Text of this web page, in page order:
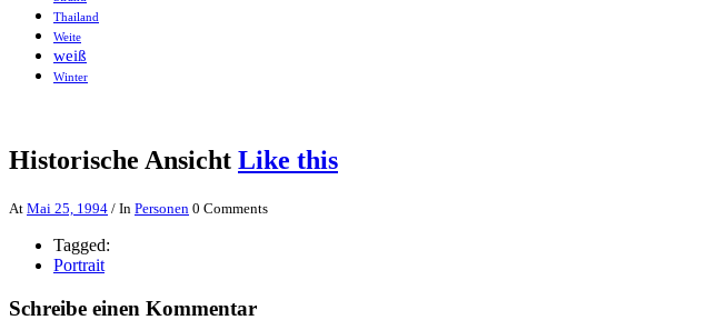
Thailand
Weite
weiß
Winter
Historische Ansicht Like this
At Mai 25, 1994 / In Personen 0 Comments
Tagged:
Portrait
Schreibe einen Kommentar